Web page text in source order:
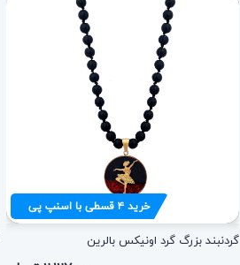
خرید۴قسطی با اسنپ پی
گردنبند بزرگ گرد اونیکس بالرین